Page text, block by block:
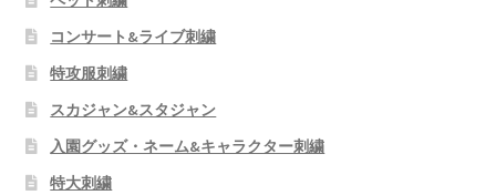
コンサート&ライブ刺繍
特攻服刺繍
スカジャン&スタジャン
入園グッズ・ネーム&キャラクター刺繍
特大刺繍